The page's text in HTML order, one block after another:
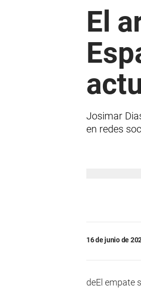
El
Josimar
en redes
16 de junio de
deEl empate